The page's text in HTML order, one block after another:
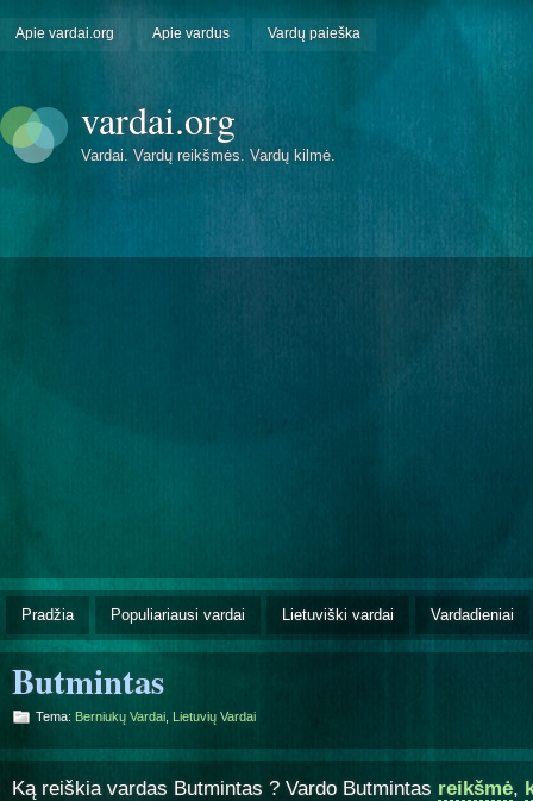
Apie vardai.org Apie vardus Vardų paieška
vardai.org
Vardai. Vardų reikšmės. Vardų kilmė.
Pradžia Populiariausi vardai Lietuviški vardai Vardadieniai
Butmintas
Tema: Berniukų Vardai Lietuvių Vardai
Ką reiškia vardas Butmintas ? Vardo Butmintas reikšmė,